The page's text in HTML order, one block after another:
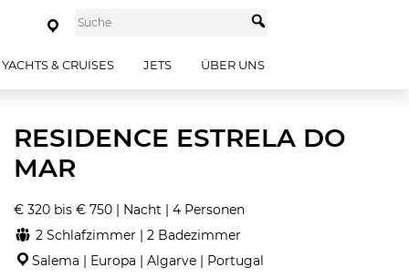
YACHTS & CRUISES JETS ÜBER UNS
RESIDENCE ESTRELA DO
MAR
€ 320 bis € 750 | Nacht | 4 Personen
2 Schlafzimmer | 2 Badezimmer
Salema | Europa | Algarve | Portugal